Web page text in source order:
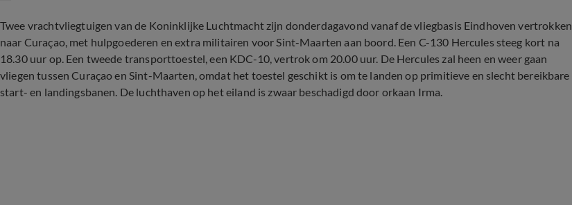
Twee vrachtvliegtuigen van de Koninklijke Luchtmacht zijn donderdagavond vanaf de vliegbasis Eindhoven vertrokken
naar Curaçao, met hulpgoederen en extra militairen voor Sint-Maarten aan boord. Een C-130 Hercules steeg kort na
18.30 uur op. Een tweede transporttoestel, een KDC-10, vertrok om 20.00 uur. De Hercules zal heen en weer gaan
vliegen tussen Curaçao en Sint-Maarten, omdat het toestel geschikt is om te landen op primitieve en slecht bereikbare
start- en landingsbanen. De luchthaven op het eiland is zwaar beschadigd door orkaan Irma.